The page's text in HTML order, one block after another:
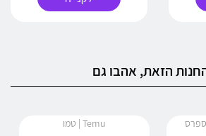
הזאת, אהבו גם
Temu | טמו